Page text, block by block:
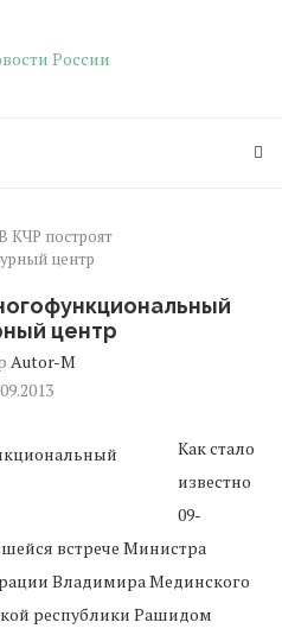
В КЧР построят
центр
центр
Autor-M
Как стало
известно
09-
встрече Министра
Владимира Мединского
республики Рашидом